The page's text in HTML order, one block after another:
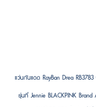
แว่นกันแดด RayBan Drea
รุ่นที่ Jennie BLACKPINK Brand